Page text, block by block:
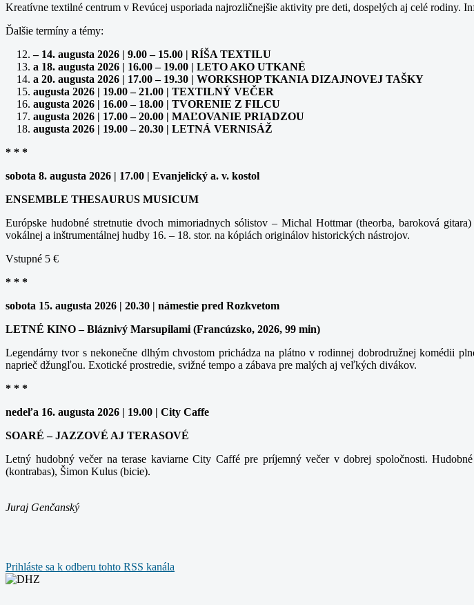
Kreatívne textilné centrum v Revúcej usporiada najrozličnejšie aktivity pre deti, dospelých aj celé rodiny.
Ďalšie termíny a témy:
– 14. augusta 2026 | 9.00 – 15.00 | RÍŠA TEXTILU
a 18. augusta 2026 | 16.00 – 19.00 | LETO AKO UTKANÉ
a 20. augusta 2026 | 17.00 – 19.30 | WORKSHOP TKANIA DIZAJNOVEJ TAŠKY
augusta 2026 | 19.00 – 21.00 | TEXTILNÝ VEČER
augusta 2026 | 16.00 – 18.00 | TVORENIE Z FILCU
augusta 2026 | 17.00 – 20.00 | MAĽOVANIE PRIADZOU
augusta 2026 | 19.00 – 20.30 | LETNÁ VERNISÁŽ
* * *
sobota 8. augusta 2026 | 17.00 | Evanjelický a. v. kostol
ENSEMBLE THESAURUS MUSICUM
Európske hudobné stretnutie dvoch mimoriadnych sólistov – Michal Hottmar (theorba, baroková
vokálnej a inštrumentálnej hudby 16. – 18. stor. na kópiách originálov historických nástrojov.
Vstupné 5 €
* * *
sobota 15. augusta 2026 | 20.30 | námestie pred Rozkvetom
LETNÉ KINO – Bláznivý Marsupilami (Francúzsko, 2026, 99 min)
Legendárny tvor s nekonečne dlhým chvostom prichádza na plátno v rodinnej dobrodružnej komédii
naprieč džungľou. Exotické prostredie, svižné tempo a zábava pre malých aj veľkých divákov.
* * *
nedeľa 16. augusta 2026 | 19.00 | City Caffe
SOARÉ – JAZZOVÉ AJ TERASOVÉ
Letný hudobný večer na terase kaviarne City Caffé pre príjemný večer v dobrej spoločnosti.
(kontrabas), Šimon Kulus (bicie).
Juraj Genčanský
Prihláste sa k odberu tohto RSS kanála